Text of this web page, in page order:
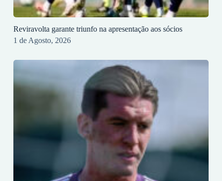
Reviravolta garante triunfo na apresentação aos sócios
1 de Agosto, 2026